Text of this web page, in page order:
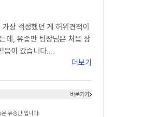
장 걱정했던 게 허위견적이
데, 유종만 팀장님은 처음 상
음이 갔습니다.
어서 신뢰가 갔습니다. 궁금
백도 정말 빠르셔서 진행하
었습니다.
더보기
바로가기
유종만 입니다.